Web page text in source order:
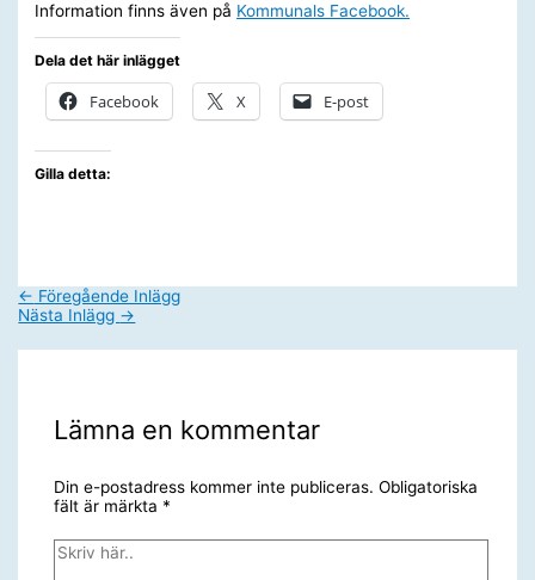
Information finns även på Kommunals Facebook.
Dela det här inlägget
Facebook X E-post
Gilla detta:
← Föregående Inlägg
Nästa Inlägg →
Lämna en kommentar
Din e-postadress kommer inte publiceras. Obligatoriska
fält är märkta *
Skriv